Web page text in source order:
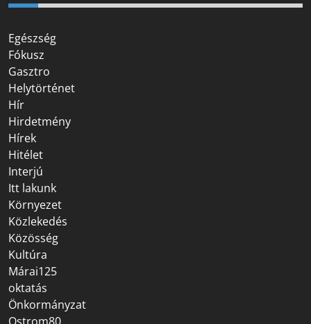
Egészség
Fókusz
Gasztro
Helytörténet
Hír
Hirdetmény
Hírek
Hitélet
Interjú
Itt lakunk
Környezet
Közlekedés
Közösség
Kultúra
Márai125
oktatás
Önkormányzat